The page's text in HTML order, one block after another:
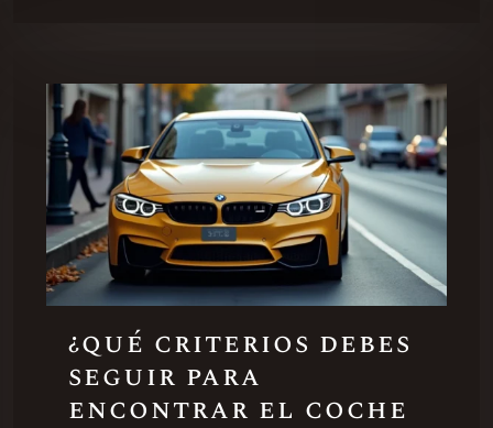
¿qué criterios debes
seguir para
encontrar el coche